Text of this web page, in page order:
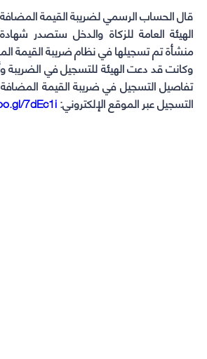
قال الحساب الرسمي لضريبة القيمة المضافة
الهيئة العامة للزكاة والدخل ستصدر
منشأة تم تسجيلها في نظام ضريبة القيمة
وكانت قد دعت الهيئة للتسجيل في
تفاصيل التسجيل في ضريبة القيمة
التسجيل عبر الموقع الإلكتروني: